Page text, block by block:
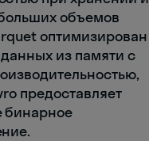
объемов
оптимизирован
из памяти с
предоставляет
бинарное